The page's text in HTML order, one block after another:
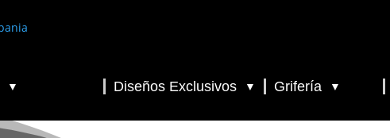
▼ Diseños Exclusivos ▼ Grifería ▼